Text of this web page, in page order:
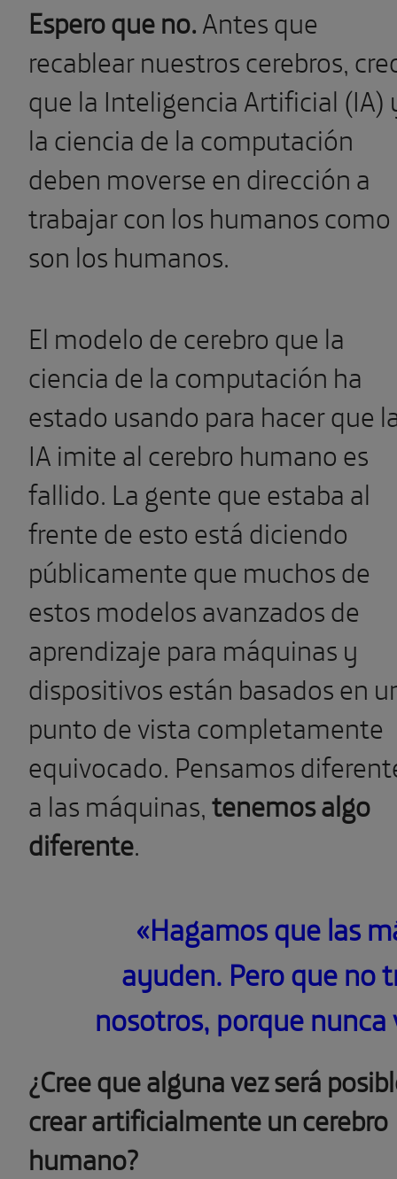
Espero que no.Antes que
recablear nuestros cerebros,
que la Inteligencia Artificial (IA)
la ciencia de la computación
deben moverse en dirección a
trabajar con los humanos como
son los humanos.
El modelo de cerebro que la
ciencia de la computación ha
estado usando para hacer que
IA imite al cerebro humano es
fallido. La gente que estaba al
frente de esto está diciendo
públicamente que muchos de
estos modelos avanzados de
aprendizaje para máquinas y
dispositivos están basados en
punto de vista completamente
equivocado. Pensamos
a las máquinas,tenemos algo
diferente.
«Hagamos que las
ayuden. Pero que no
nosotros, porque nunca
¿Cree que alguna vez será
crear artificialmente un cerebro
humano?